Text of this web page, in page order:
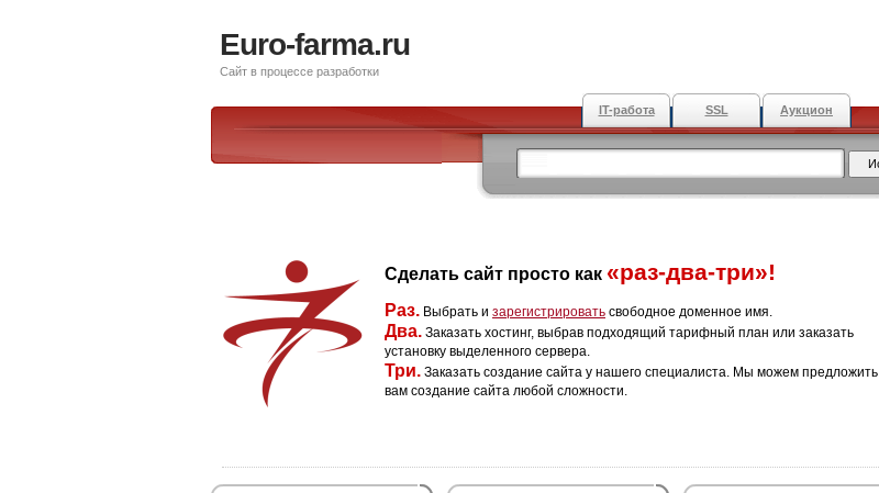
Euro-farma.ru
Сайт в процессе разработки
IT-работа SSL Аукцион
Сделать сайт просто как «раз-два-три»!
Раз. Выбрать и зарегистрировать свободное доменное имя.
Два. Заказать хостинг, выбрав подходящий тарифный план или заказать
установку выделенного сервера.
Три. Заказать создание сайта у нашего специалиста. Мы можем предложить
вам создание сайта любой сложности.